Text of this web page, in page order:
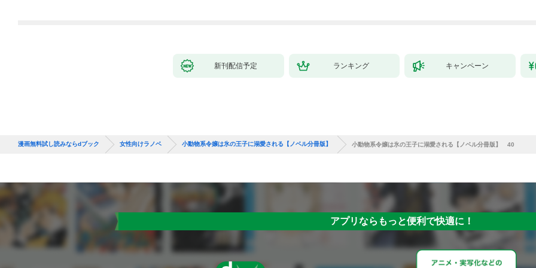
新刊配信予定 ランキング キャンペーン
漫画無料試し読みならdブック 女性向けラノベ 小動物系令嬢は氷の王子に溺愛される【ノベル分冊版】 小動物系令嬢は氷の王子に溺愛される【ノベル分冊版】 40
アプリならもっと便利で快適に！